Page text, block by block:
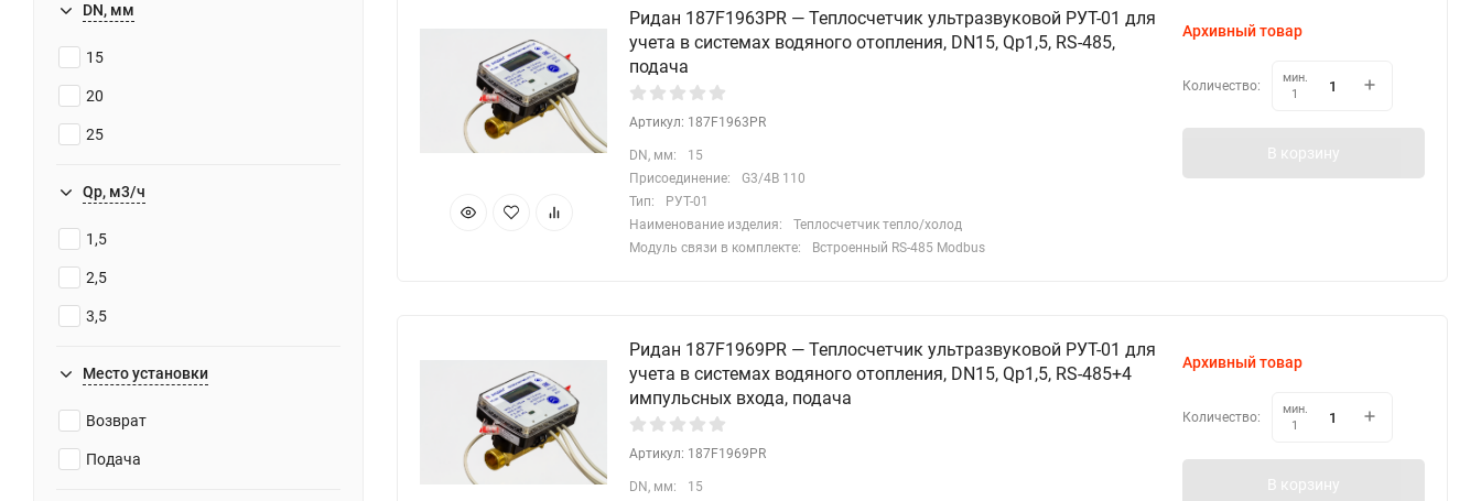
DN, мм
15
20
25
Qp, м3/ч
1,5
2,5
3,5
Место установки
Возврат
Подача
Ридан 187F1963PR — Теплосчетчик ультразвуковой РУТ-01 для
учета в системах водяного отопления, DN15, Qp1,5, RS-485,
подача
Артикул: 187F1963PR
DN, мм:
15
Присоединение:
G3/4B 110
Тип:
РУТ-01
Наименование изделия:
Теплосчетчик тепло/холод
Модуль связи в комплекте:
Встроенный RS-485 Modbus
Архивный товар
Количество:
мин.
1
В корзину
Ридан 187F1969PR — Теплосчетчик ультразвуковой РУТ-01 для
учета в системах водяного отопления, DN15, Qp1,5, RS-485+4
импульсных входа, подача
Артикул: 187F1969PR
DN, мм:
15
Архивный товар
Количество:
мин.
1
В корзину